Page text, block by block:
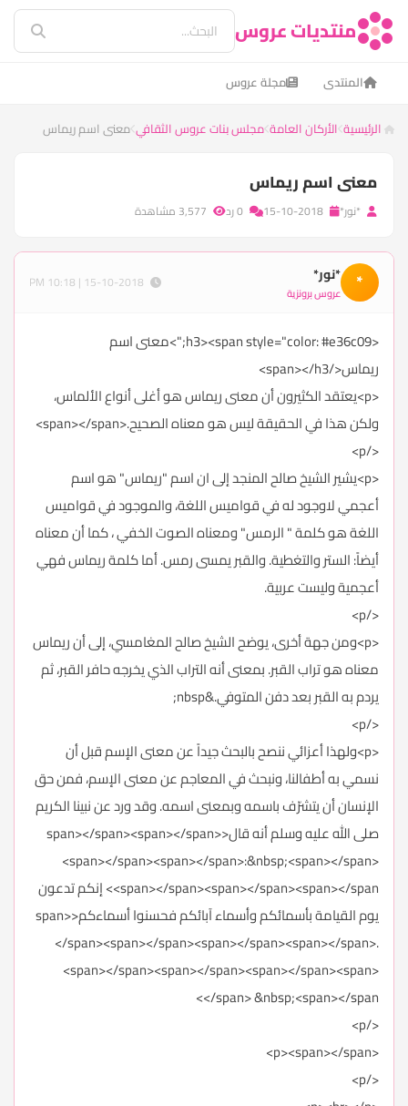
منتديات عروس
المنتدى مجلة عروس
الرئيسية الأركان العامة مجلس بنات عروس الثقافي معنى اسم ريماس
معنى اسم ريماس
*نور*
* *نور*
عروس برونزية
<h3><span style="color: #e36c09;">معنى اسم
ريماس</span></h3>
<p>يعتقد الكثيرون أن معنى ريماس هو أغلى أنواع الألماس،
ولكن هذا في الحقيقة ليس هو معناه الصحيح.<span></span>
</p>
<p>يشير الشيخ صالح المنجد إلى ان اسم "ريماس" هو اسم
أعجمي لاوجود له في قواميس اللغة، والموجود في قواميس
اللغة هو كلمة " الرمس" ومعناه الصوت الخفي ، كما أن معناه
أيضاً: الستر والتغطية. والقبر يمسى رمس. أما كلمة ريماس فهي
أعجمية وليست عربية.
</p>
<p>ومن جهة أخرى، يوضح الشيخ صالح المغامسي، إلى أن ريماس
معناه هو تراب القبر. بمعنى أنه التراب الذي يخرجه حافر القبر، ثم
يردم به القبر بعد دفن المتوفي.&nbsp;
</p>
<p>ولهذا أعزائي ننصح بالبحث جيداً عن معنى الإسم قبل أن
نسمي به أطفالنا، ونبحث في المعاجم عن معنى الإسم، فمن حق
الإنسان أن يتشرّف باسمه وبمعنى اسمه. وقد ورد عن نبينا الكريم
صلى الله عليه وسلم أنه قال<span></span><span></span>
<span></span><span></span>:&nbsp;<span></span>
<span></span><span></span><span></span> إنكم تدعون
يوم القيامة بأسمائكم وأسماء آبائكم فحسنوا أسماءكم<span>
</span><span></span><span></span><span></span>.
<span></span><span></span><span></span><span>
</span> &nbsp;<span></span>
</p>
<p><span></span>
</p>